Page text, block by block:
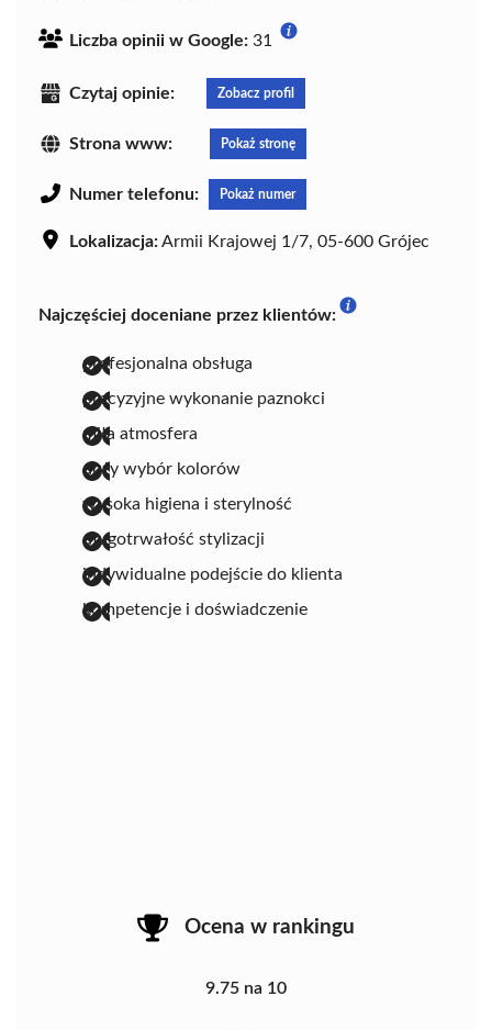
Liczba opinii w Google: 31
Czytaj opinie: Zobacz profil
Strona www: Pokaż stronę
Numer telefonu: Pokaż numer
Lokalizacja:Armii Krajowej 1/7, 05-600 Grójec
Najczęściej doceniane przez klientów:
profesjonalna obsługa
precyzyjne wykonanie paznokci
miła atmosfera
duży wybór kolorów
wysoka higiena i sterylność
długotrwałość stylizacji
indywidualne podejście do klienta
kompetencje i doświadczenie
Ocena w rankingu
9.75 na 10